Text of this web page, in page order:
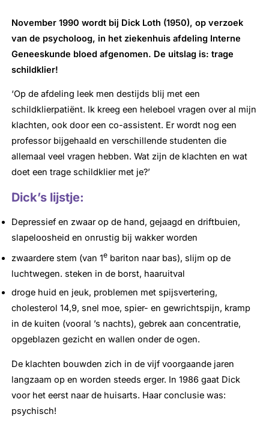
November 1990 wordt bij Dick Loth (1950), op verzoek
van de psycholoog, in het ziekenhuis afdeling Interne
Geneeskunde bloed afgenomen. De uitslag is: trage
schildklier!
‘Op de afdeling leek men destijds blij met een
schildklierpatiënt. Ik kreeg een heleboel vragen over al mijn
klachten, ook door een co-assistent. Er wordt nog een
professor bijgehaald en verschillende studenten die
allemaal veel vragen hebben. Wat zijn de klachten en wat
doet een trage schildklier met je?’
Dick’s lijstje:
Depressief en zwaar op de hand, gejaagd en driftbuien,
slapeloosheid en onrustig bij wakker worden
zwaardere stem (van 1e bariton naar bas), slijm op de
luchtwegen. steken in de borst, haaruitval
droge huid en jeuk, problemen met spijsvertering,
cholesterol 14,9, snel moe, spier- en gewrichtspijn, kramp
in de kuiten (vooral ’s nachts), gebrek aan concentratie,
opgeblazen gezicht en wallen onder de ogen.
De klachten bouwden zich in de vijf voorgaande jaren
langzaam op en worden steeds erger. In 1986 gaat Dick
voor het eerst naar de huisarts. Haar conclusie was:
psychisch!